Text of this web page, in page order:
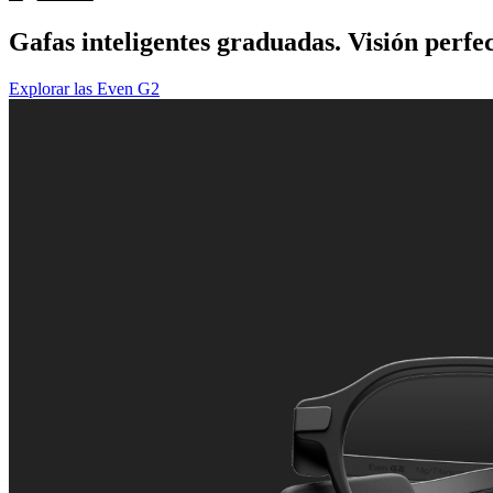
Gafas inteligentes graduadas. Visión
Explorar las Even G2